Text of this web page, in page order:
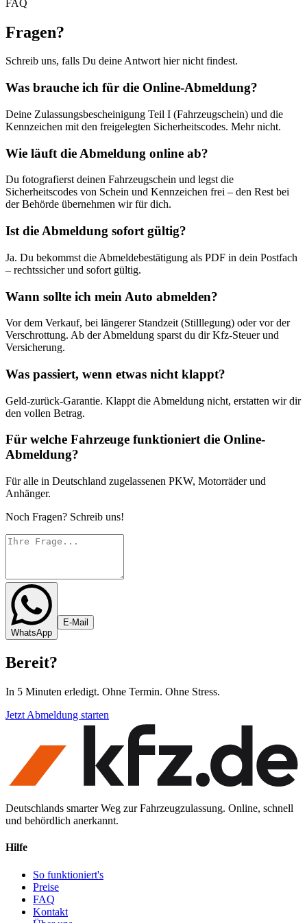
FAQ
Fragen?
Schreib uns, falls Du deine Antwort hier nicht findest.
Was brauche ich für die Online-Abmeldung?
Deine Zulassungsbescheinigung Teil I (Fahrzeugschein) und die
Kennzeichen mit den freigelegten Sicherheitscodes. Mehr nicht.
Wie läuft die Abmeldung online ab?
Du fotografierst deinen Fahrzeugschein und legst die
Sicherheitscodes von Schein und Kennzeichen frei – den Rest bei
der Behörde übernehmen wir für dich.
Ist die Abmeldung sofort gültig?
Ja. Du bekommst die Abmeldebestätigung als PDF in dein Postfach
– rechtssicher und sofort gültig.
Wann sollte ich mein Auto abmelden?
Vor dem Verkauf, bei längerer Standzeit (Stilllegung) oder vor der
Verschrottung. Ab der Abmeldung sparst du dir Kfz-Steuer und
Versicherung.
Was passiert, wenn etwas nicht klappt?
Geld-zurück-Garantie. Klappt die Abmeldung nicht, erstatten wir dir
den vollen Betrag.
Für welche Fahrzeuge funktioniert die Online-
Abmeldung?
Für alle in Deutschland zugelassenen PKW, Motorräder und
Anhänger.
Noch Fragen? Schreib uns!
WhatsApp
E-Mail
Bereit?
In 5 Minuten erledigt. Ohne Termin. Ohne Stress.
Jetzt Abmeldung starten
Deutschlands smarter Weg zur Fahrzeugzulassung. Online, schnell
und behördlich anerkannt.
Hilfe
So funktioniert's
Preise
FAQ
Kontakt